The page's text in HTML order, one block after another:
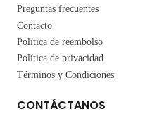
Preguntas frecuentes
Contacto
Política de reembolso
Política de privacidad
Términos y Condiciones
CONTÁCTANOS